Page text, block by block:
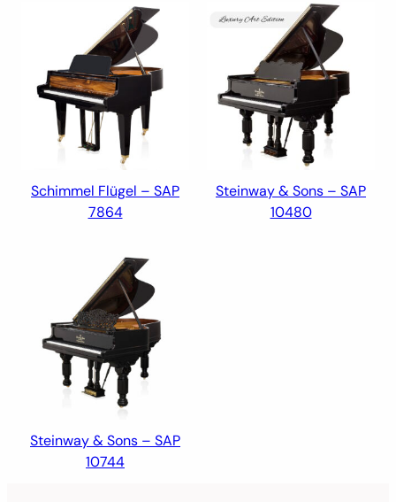
Schimmel Flügel – SAP
7864
Steinway & Sons – SAP
10480
Steinway & Sons – SAP
10744